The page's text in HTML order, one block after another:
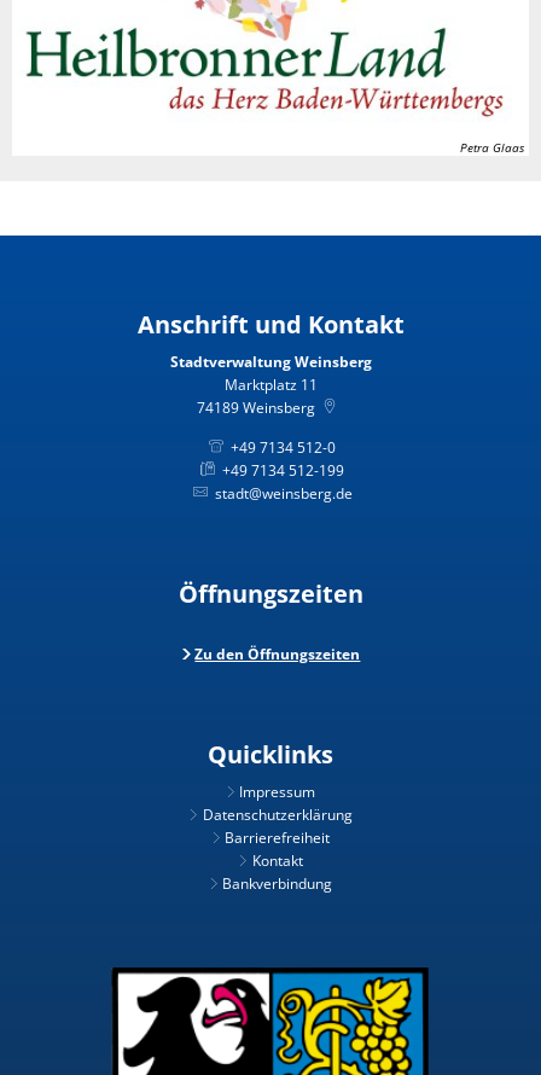
Petra Glaas
Anschrift und Kontakt
Stadtverwaltung Weinsberg
Marktplatz 11
74189Weinsberg
+49 7134 512-0
+49 7134 512-199
stadt@weinsberg.de
Öffnungszeiten
Zu den Öffnungszeiten
Quicklinks
Impressum
Datenschutzerklärung
Barrierefreiheit
Kontakt
Bankverbindung